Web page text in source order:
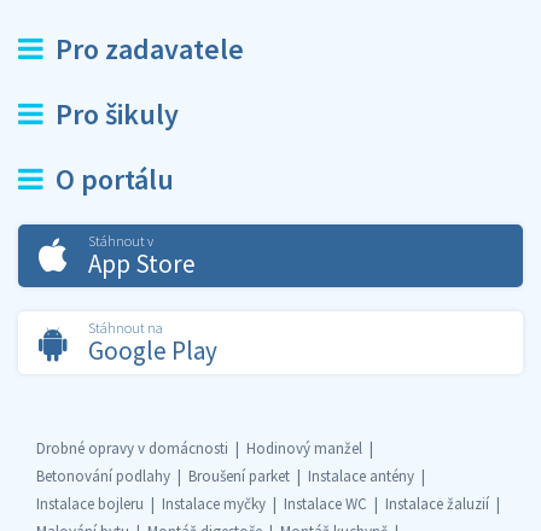
Pro zadavatele
Pro šikuly
O portálu
Stáhnout v
App Store
Stáhnout na
Google Play
Drobné opravy v domácnosti
Hodinový manžel
Betonování podlahy
Broušení parket
Instalace antény
Instalace bojleru
Instalace myčky Instalace WC
Instalace žaluzií